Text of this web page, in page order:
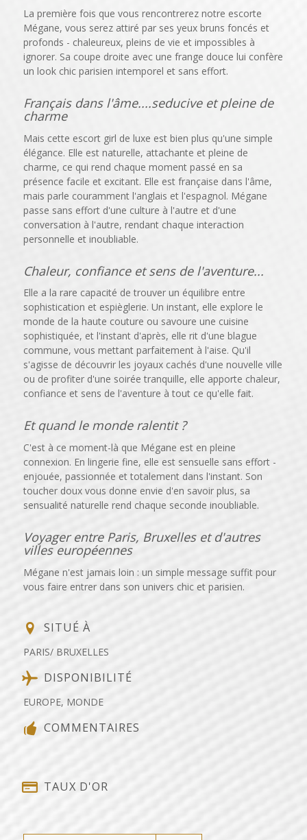
La première fois que vous rencontrerez notre escorte
Mégane, vous serez attiré par ses yeux bruns foncés et
profonds - chaleureux, pleins de vie et impossibles à
ignorer. Sa coupe droite avec une frange douce lui confère
un look chic parisien intemporel et sans effort.
Français dans l'âme....seducive et pleine de
charme
Mais cette escort girl de luxe est bien plus qu'une simple
élégance. Elle est naturelle, attachante et pleine de
charme, ce qui rend chaque moment passé en sa
présence facile et excitant. Elle est française dans l'âme,
mais parle couramment l'anglais et l'espagnol. Mégane
passe sans effort d'une culture à l'autre et d'une
conversation à l'autre, rendant chaque interaction
personnelle et inoubliable.
Chaleur, confiance et sens de l'aventure...
Elle a la rare capacité de trouver un équilibre entre
sophistication et espièglerie. Un instant, elle explore le
monde de la haute couture ou savoure une cuisine
sophistiquée, et l'instant d'après, elle rit d'une blague
commune, vous mettant parfaitement à l'aise. Qu'il
s'agisse de découvrir les joyaux cachés d'une nouvelle ville
ou de profiter d'une soirée tranquille, elle apporte chaleur,
confiance et sens de l'aventure à tout ce qu'elle fait.
Et quand le monde ralentit ?
C'est à ce moment-là que Mégane est en pleine
connexion. En lingerie fine, elle est sensuelle sans effort -
enjouée, passionnée et totalement dans l'instant. Son
toucher doux vous donne envie d'en savoir plus, sa
sensualité naturelle rend chaque seconde inoubliable.
Voyager entre Paris, Bruxelles et d'autres
villes européennes
Mégane n'est jamais loin : un simple message suffit pour
vous faire entrer dans son univers chic et parisien.
SITUÉ À
PARIS/ BRUXELLES
DISPONIBILITÉ
EUROPE, MONDE
COMMENTAIRES
TAUX D'OR